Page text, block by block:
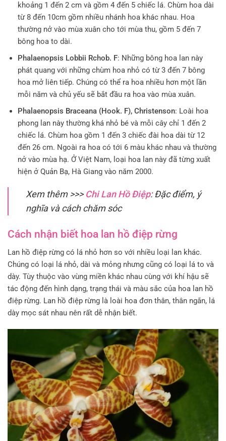
khoảng 1 đến 2 cm và gồm 4 đến 5 chiếc lá. Chùm hoa dài
từ 8 đến 10cm gồm nhiều nhánh hoa khác nhau. Hoa
thường nở vào mùa xuân cho tới mùa thu, gồm 5 đến 7
bông hoa to dài.
Phalaenopsis Lobbii Rchob. F: Những bông hoa lan này
phát quang với những chùm hoa nhỏ có từ 3 đến 7 bông
hoa mở liên tiếp. Chúng có thể ra hoa nhiều hơn một lần
mỗi năm và chủ yếu sẽ bắt đầu ra hoa vào mùa xuân.
Phalaenopsis Braceana (Hook. F), Christenson: Loài hoa
phong lan này thường khá nhỏ bé và mỗi cây chỉ 1 đến 2
chiếc lá. Chùm hoa gồm 1 đến 3 chiếc đài hoa dài từ 12
đến 26 cm. Ngoài ra hoa có tới 6 màu khác nhau và thường
nở vào mùa hạ. Ở Việt Nam, loại hoa lan này đã từng xuất
hiện ở Quản Bạ, Hà Giang vào năm 2000.
Xem thêm >>>Chi Lan Hồ Điệp: Đặc điểm, ý
nghĩa và cách chăm sóc
Cách nhận biết hoa lan hồ điệp rừng
Lan hồ điệp rừng có lá nhỏ hơn so với nhiều loại lan khác.
Chúng có loại lá nhỏ, dài và mỏng nhưng cũng có loại lá to và
dày. Tùy thuộc vào vùng miền khác nhau cùng với khí hậu sẽ
tác động đến hình dạng, trạng thái và màu sắc của hoa lan hồ
điệp rừng. Lan hồ điệp rừng là loài hoa đơn thân, thân ngắn, lá
dày mọc sát nhau nên rất dễ nhận biết.